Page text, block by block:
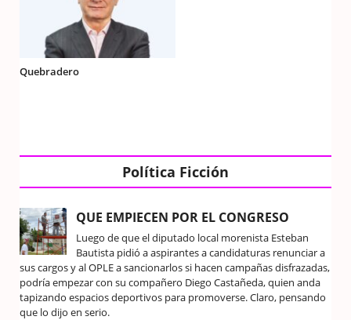
Quebradero
Política Ficción
QUE EMPIECEN POR EL CONGRESO
Luego de que el diputado local morenista Esteban
Bautista pidió a aspirantes a candidaturas renunciar a
sus cargos y al OPLE a sancionarlos si hacen campañas disfrazadas,
podría empezar con su compañero Diego Castañeda, quien anda
tapizando espacios deportivos para promoverse. Claro, pensando
que lo dijo en serio.